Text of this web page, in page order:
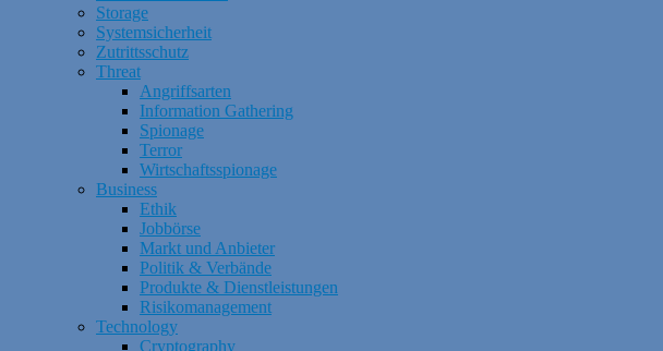
Storage
Systemsicherheit
Zutrittsschutz
Threat
Angriffsarten
Information Gathering
Spionage
Terror
Wirtschaftsspionage
Business
Ethik
Jobbörse
Markt und Anbieter
Politik & Verbände
Produkte & Dienstleistungen
Risikomanagement
Technology
Cryptography